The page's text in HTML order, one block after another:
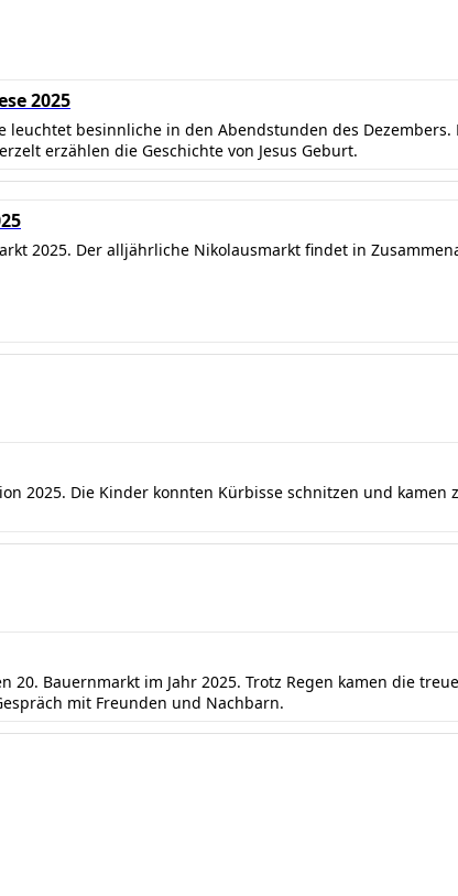
2025
leuchtet besinnliche in den Abendstunden des
erzählen die Geschichte von Jesus Geburt.
2025. Der alljährliche Nikolausmarkt findet in
2025. Die Kinder konnten Kürbisse schnitzen und
20. Bauernmarkt im Jahr 2025. Trotz Regen kamen die
mit Freunden und Nachbarn.